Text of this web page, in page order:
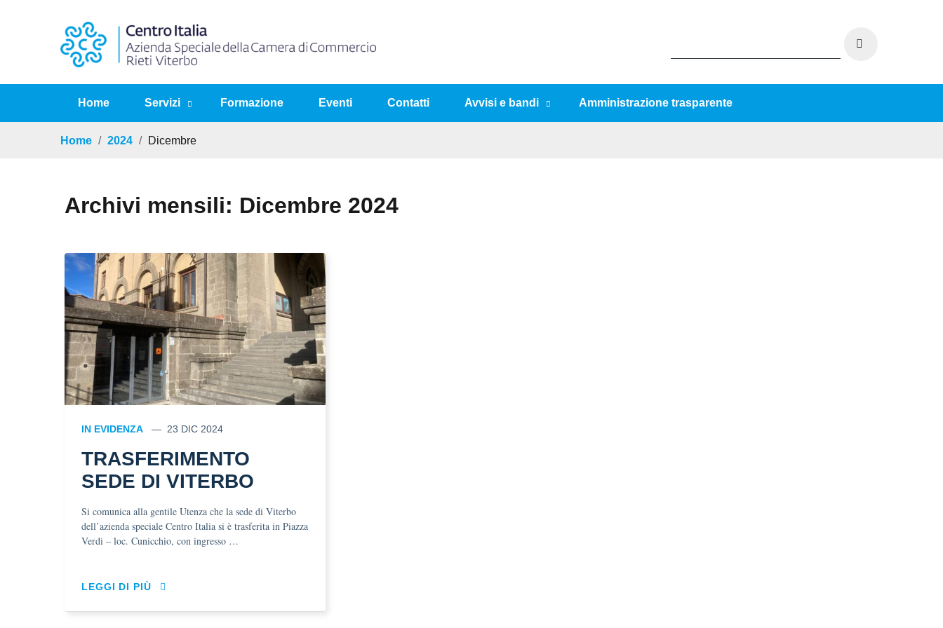
Home Servizi Formazione Eventi Contatti Avvisi e bandi Amministrazione trasparente
Home 2024 Dicembre
Archivi mensili: Dicembre 2024
IN EVIDENZA 23 DIC 2024
TRASFERIMENTO
SEDE DI VITERBO
Si comunica alla gentile Utenza che la sede di Viterbo
dell’azienda speciale Centro Italia si è trasferita in Piazza
Verdi – loc. Cunicchio, con ingresso …
LEGGI DI PIÙ